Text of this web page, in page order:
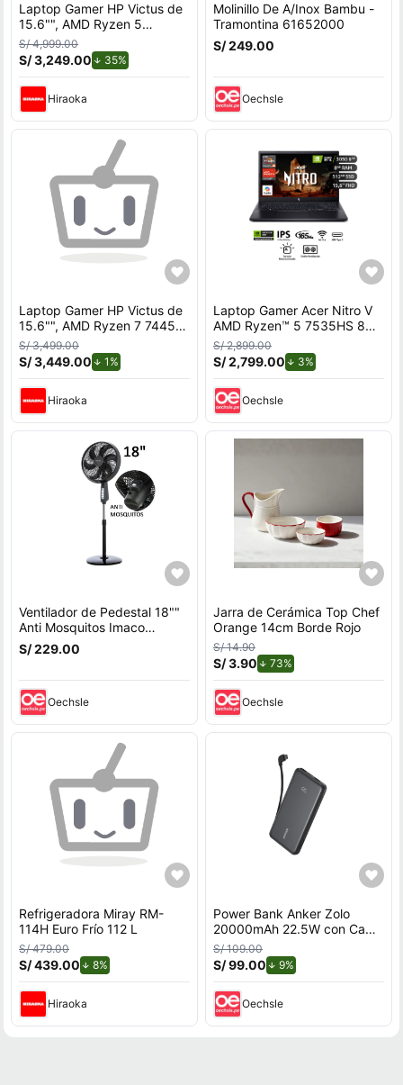
Laptop Gamer HP Victus de
15.6"", AMD Ryzen 5
7535HS, NVIDIA GeForce
RTX 3050, 12GB RAM, disco
sólido de 512GB, modelo 15-
fb3058la
S/ 4,999.00
S/ 3,249.00 35%
Hiraoka
Molinillo De A/Inox Bambu -
Tramontina 61652000
S/ 249.00
Oechsle
Laptop Gamer HP Victus de
15.6"", AMD Ryzen 7 7445H,
NVIDIA GeForce RTX 3050,
16GB RAM, disco sólido de
512GB, modelo 15-fb3020la
S/ 3,499.00
S/ 3,449.00 1%
Hiraoka
Laptop Gamer Acer Nitro V
AMD Ryzen™ 5 7535HS 8GB
RAM 512GB SSD 15.6"" RTX
3050.
S/ 2,899.00
S/ 2,799.00 3%de descuento.
Oechsle
Ventilador de Pedestal 18""
Anti Mosquitos Imaco
FSM7518MK 85W
S/ 229.00
Oechsle
Jarra de Cerámica Top Chef
Orange 14cm Borde Rojo
S/ 14.90
S/ 3.90 73%de descuento.
Oechsle
Refrigeradora Miray RM-
114H Euro Frío 112 L
S/ 479.00
S/ 439.00 8%
Hiraoka
Power Bank Anker Zolo
20000mAh 22.5W con Cable
USB-C Integrado Negro
S/ 109.00
S/ 99.00 9%de descuento.
Oechsle